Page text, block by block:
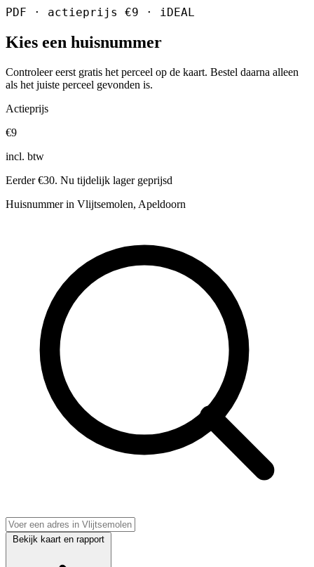
PDF · actieprijs €9 · iDEAL
Kies een huisnummer
Controleer eerst gratis het perceel op de kaart. Bestel daarna alleen
als het juiste perceel gevonden is.
Actieprijs
€9
incl. btw
Eerder €30. Nu tijdelijk lager geprijsd
Huisnummer in Vlijtsemolen, Apeldoorn
Bekijk kaart en rapport